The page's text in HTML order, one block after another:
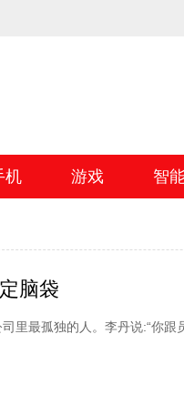
机 游戏 智
脑袋
里最孤独的人。李丹说:“你跟